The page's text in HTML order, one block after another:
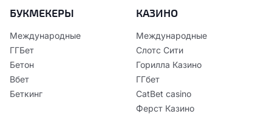
БУКМЕКЕРЫ
Международные
ГГБет
Бетон
Вбет
Беткинг
КАЗИНО
Международные
Слотс Сити
Горилла Казино
ГГбет
CatBet casino
Ферст Казино